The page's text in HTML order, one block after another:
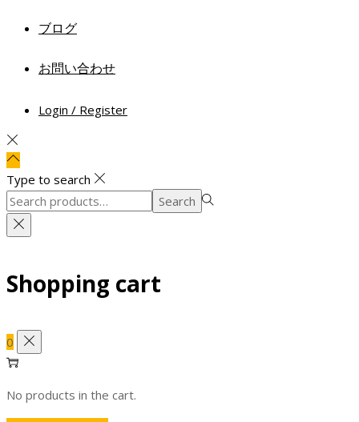
ブログ
お問い合わせ
Login / Register
Type to search
Search
for:>
Search
Shopping cart
0
No products in the cart.